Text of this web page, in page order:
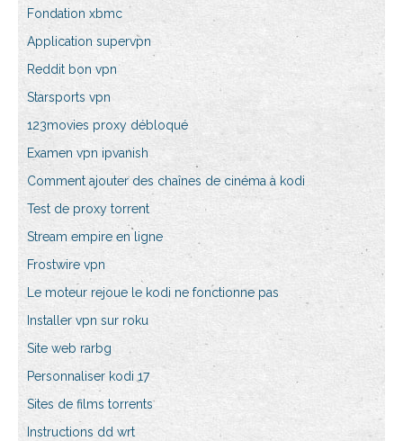
Fondation xbmc
Application supervpn
Reddit bon vpn
Starsports vpn
123movies proxy débloqué
Examen vpn ipvanish
Comment ajouter des chaînes de cinéma à kodi
Test de proxy torrent
Stream empire en ligne
Frostwire vpn
Le moteur rejoue le kodi ne fonctionne pas
Installer vpn sur roku
Site web rarbg
Personnaliser kodi 17
Sites de films torrents
Instructions dd wrt